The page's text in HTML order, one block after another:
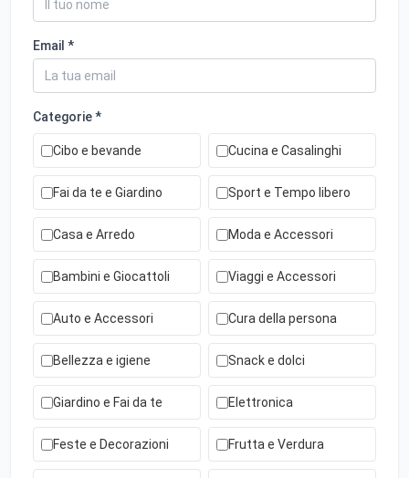
Email *
Categorie *
Cibo e bevande Cucina e Casalinghi
Fai da te e Giardino Sport e Tempo libero
Casa e Arredo Moda e Accessori
Bambini e Giocattoli Viaggi e Accessori
Auto e Accessori Cura della persona
Bellezza e igiene Snack e dolci
Giardino e Fai da te Elettronica
Feste e Decorazioni Frutta e Verdura